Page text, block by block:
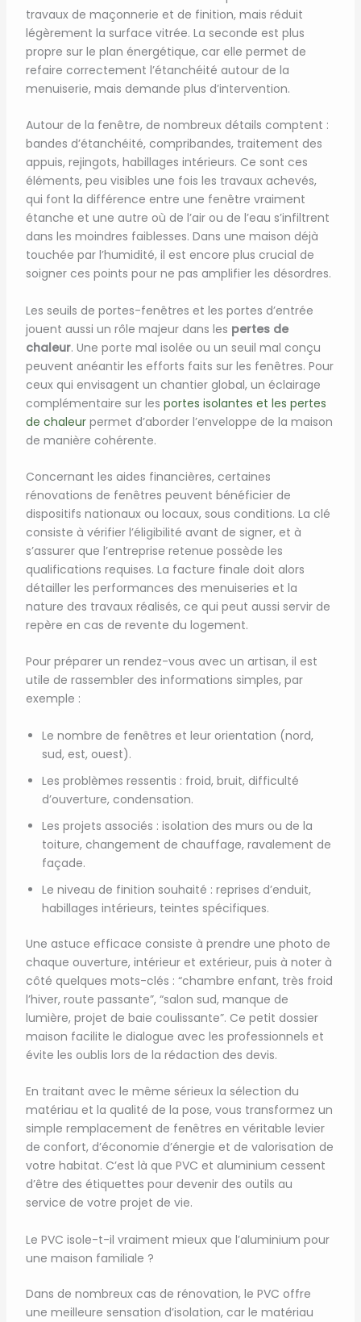
travaux de maçonnerie et de finition, mais réduit
légèrement la surface vitrée. La seconde est plus
propre sur le plan énergétique, car elle permet de
refaire correctement l’étanchéité autour de la
menuiserie, mais demande plus d’intervention.
Autour de la fenêtre, de nombreux détails comptent :
bandes d’étanchéité, compribandes, traitement des
appuis, rejingots, habillages intérieurs. Ce sont ces
éléments, peu visibles une fois les travaux achevés,
qui font la différence entre une fenêtre vraiment
étanche et une autre où de l’air ou de l’eau s’infiltrent
dans les moindres faiblesses. Dans une maison déjà
touchée par l’humidité, il est encore plus crucial de
soigner ces points pour ne pas amplifier les désordres.
Les seuils de portes-fenêtres et les portes d’entrée
jouent aussi un rôle majeur dans les pertes de
chaleur. Une porte mal isolée ou un seuil mal conçu
peuvent anéantir les efforts faits sur les fenêtres. Pour
ceux qui envisagent un chantier global, un éclairage
complémentaire sur les portes isolantes et les pertes
de chaleurpermet d’aborder l’enveloppe de la maison
de manière cohérente.
Concernant les aides financières, certaines
rénovations de fenêtres peuvent bénéficier de
dispositifs nationaux ou locaux, sous conditions. La clé
consiste à vérifier l’éligibilité avant de signer, et à
s’assurer que l’entreprise retenue possède les
qualifications requises. La facture finale doit alors
détailler les performances des menuiseries et la
nature des travaux réalisés, ce qui peut aussi servir de
repère en cas de revente du logement.
Pour préparer un rendez-vous avec un artisan, il est
utile de rassembler des informations simples, par
exemple :
Le nombre de fenêtres et leur orientation (nord,
sud, est, ouest).
Les problèmes ressentis : froid, bruit, difficulté
d’ouverture, condensation.
Les projets associés : isolation des murs ou de la
toiture, changement de chauffage, ravalement de
façade.
Le niveau de finition souhaité : reprises d’enduit,
habillages intérieurs, teintes spécifiques.
Une astuce efficace consiste à prendre une photo de
chaque ouverture, intérieur et extérieur, puis à noter à
côté quelques mots-clés : “chambre enfant, très froid
l’hiver, route passante”, “salon sud, manque de
lumière, projet de baie coulissante”. Ce petit dossier
maison facilite le dialogue avec les professionnels et
évite les oublis lors de la rédaction des devis.
En traitant avec le même sérieux la sélection du
matériau et la qualité de la pose, vous transformez un
simple remplacement de fenêtres en véritable levier
de confort, d’économie d’énergie et de valorisation de
votre habitat. C’est là que PVC et aluminium cessent
d’être des étiquettes pour devenir des outils au
service de votre projet de vie.
Le PVC isole-t-il vraiment mieux que l’aluminium pour
une maison familiale ?
Dans de nombreux cas de rénovation, le PVC offre
une meilleure sensation d’isolation, car le matériau